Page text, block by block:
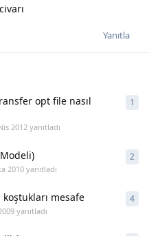
Yanıtla
opt file nasıl
2012yanıtladı
1
2010yanıtladı
2
mesafe
yanıtladı
4